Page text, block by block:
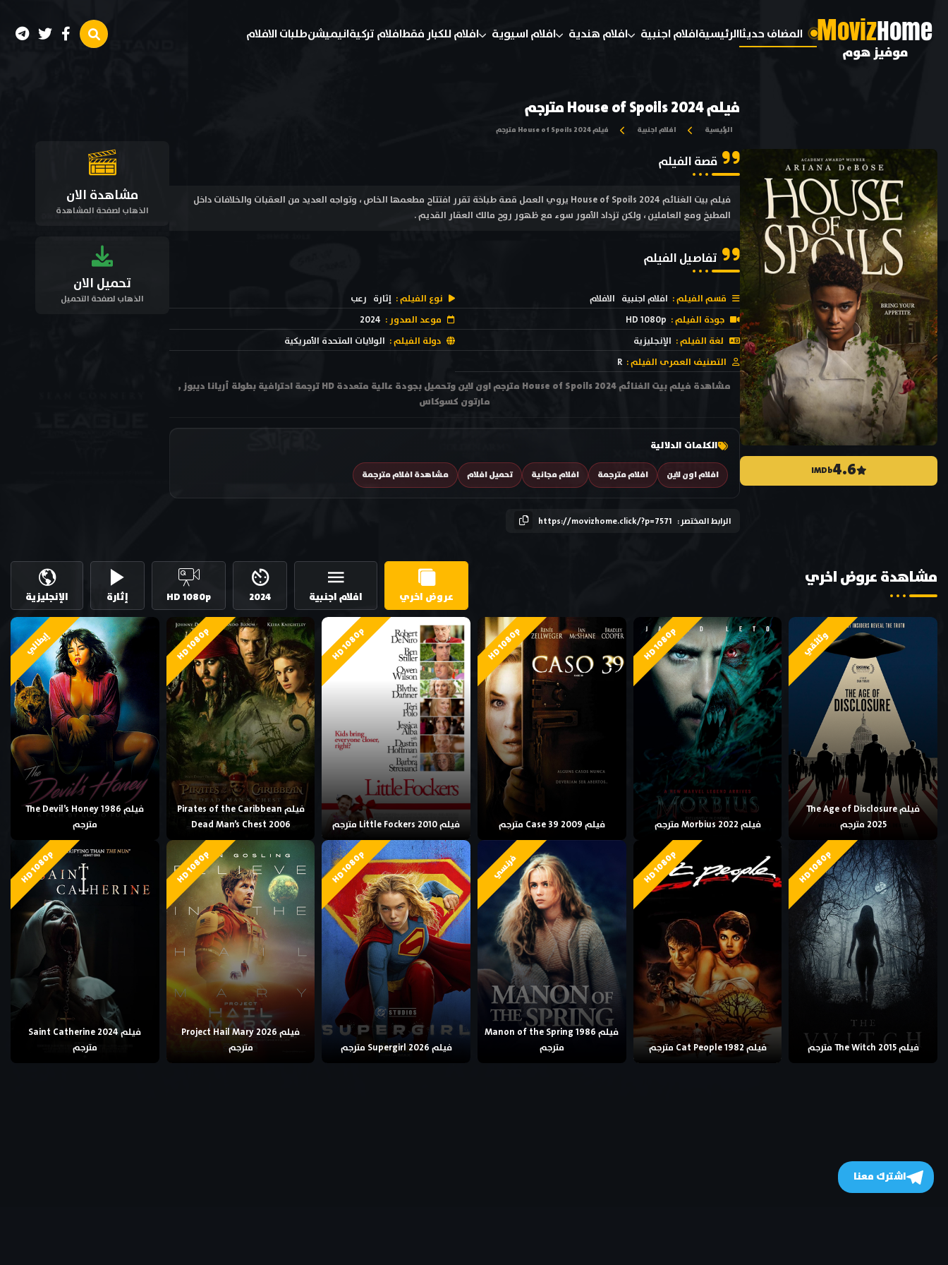
MovizHome
موفيز هوم
المضاف حديثاالرئيسيةافلام اجنبية افلام هندية افلام اسيوية افلام للكبار فقطافلام تركيةانيميشنطلبات الافلام
4.6
IMDb
فيلم House of Spoils 2024 مترجم
الرئيسية افلام اجنبية فيلم House of Spoils 2024 مترجم
قصة الفيلم
فيلم بيت الغنائم House of Spoils 2024 يروي العمل قصة طباخة تقرر افتتاح مطعمها الخاص ، وتواجه العديد من العقبات والخلافات داخل
المطبخ ومع العاملين ، ولكن تزداد الأمور سوء مع ظهور روح مالك العقار القديم .
تفاصيل الفيلم
قسم الفيلم : افلام اجنبية الافلام نوع الفيلم : إثارة رعب
جودة الفيلم : HD 1080p موعد الصدور : 2024
لغة الفيلم : الإنجليزية دولة الفيلم : الولايات المتحدة الأمريكية
التصنيف العمرى الفيلم : R
مشاهدة فيلم بيت الغنائم House of Spoils 2024 مترجم اون لاين وتحميل بجودة عالية متعددة HD ترجمة احترافية بطولة أريانا ديبوز ,
مارتون كسوكاس
الكلمات الدلالية
افلام اون لاين افلام مترجمة افلام مجانية تحميل افلام مشاهدة افلام مترجمة
الرابط المختصر : https://movizhome.click/?p=7571
مشاهدة الان
الذهاب لصفحة المشاهدة
تحميل الان
الذهاب لصفحة التحميل
مشاهدة عروض اخري
عروض اخري افلام اجنبية 2024
HD 1080p إثارة الإنجليزية
وثائقي
فيلم The Age of Disclosure
2025 مترجم
HD 1080p
فيلم Morbius 2022 مترجم
HD 1080p
فيلم Case 39 2009 مترجم
HD 1080p
فيلم Little Fockers 2010 مترجم
HD 1080p
فيلم Pirates of the Caribbean
Dead Man’s Chest 2006
إيطالي
فيلم The Devil’s Honey 1986
مترجم
HD 1080p
فيلم The Witch 2015 مترجم
HD 1080p
فيلم Cat People 1982 مترجم
فرنسي
فيلم Manon of the Spring 1986
مترجم
HD 1080p
فيلم Supergirl 2026 مترجم
HD 1080p
فيلم Project Hail Mary 2026
مترجم
HD 1080p
فيلم Saint Catherine 2024
مترجم
اشترك معنا